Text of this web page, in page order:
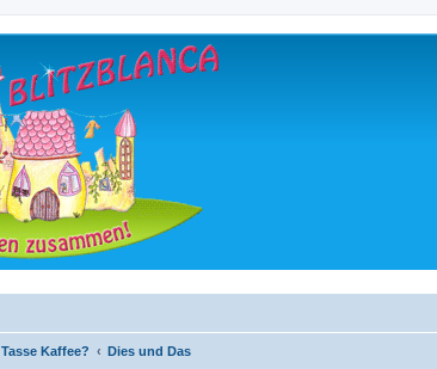
Tasse Kaffee? Dies und Das